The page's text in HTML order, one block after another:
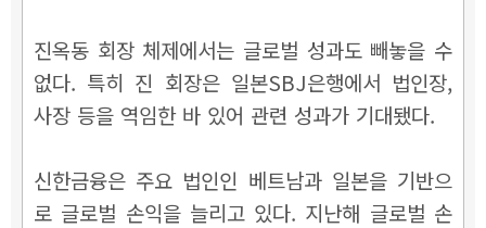
진옥동 회장 체제에서는 글로벌 성과도 빼놓을 수
없다. 특히 진 회장은 일본SBJ은행에서 법인장,
사장 등을 역임한 바 있어 관련 성과가 기대됐다.
신한금융은 주요 법인인 베트남과 일본을 기반으
로 글로벌 손익을 늘리고 있다. 지난해 글로벌 손